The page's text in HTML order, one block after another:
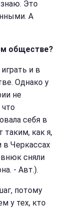
Это
А
обществе?
и в
Однако у
не
себя в
таким, как я,
в Черкассах
сняли
- Авт.).
потому
у тех, кто